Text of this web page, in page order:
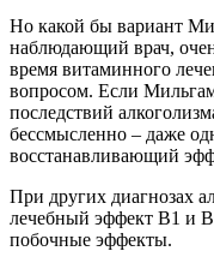
Но какой бы вариант
наблюдающий врач,
время витаминного
вопросом. Если
последствий
бессмысленно – даже
восстанавливающий
При других диагнозах
лечебный эффект В1 и
побочные эффекты.